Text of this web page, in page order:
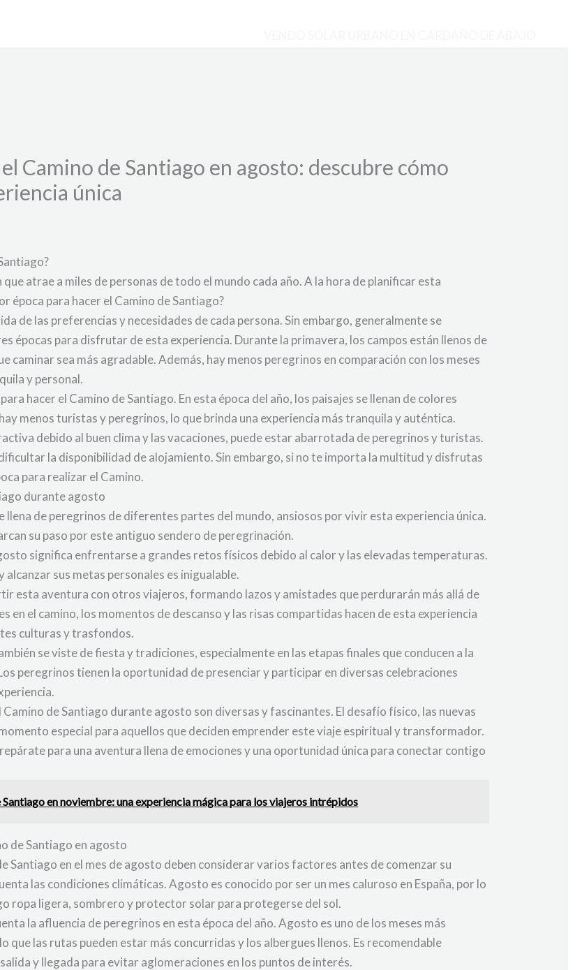
Camino de Santiago en agosto: descubre cómo
única
atrae a miles de personas de todo el mundo cada año. A la hora de planificar esta
época para hacer el Camino de Santiago?
de las preferencias y necesidades de cada persona. Sin embargo, generalmente se
épocas para disfrutar de esta experiencia. Durante la primavera, los campos están llenos de
caminar sea más agradable. Además, hay menos peregrinos en comparación con los meses
y personal.
hacer el Camino de Santiago. En esta época del año, los paisajes se llenan de colores
menos turistas y peregrinos, lo que brinda una experiencia más tranquila y auténtica.
debido al buen clima y las vacaciones, puede estar abarrotada de peregrinos y turistas.
la disponibilidad de alojamiento. Sin embargo, si no te importa la multitud y disfrutas
para realizar el Camino.
durante agosto
llena de peregrinos de diferentes partes del mundo, ansiosos por vivir esta experiencia única.
su paso por este antiguo sendero de peregrinación.
significa enfrentarse a grandes retos físicos debido al calor y las elevadas temperaturas.
sus metas personales es inigualable.
esta aventura con otros viajeros, formando lazos y amistades que perdurarán más allá de
el camino, los momentos de descanso y las risas compartidas hacen de esta experiencia
culturas y trasfondos.
se viste de fiesta y tradiciones, especialmente en las etapas finales que conducen a la
peregrinos tienen la oportunidad de presenciar y participar en diversas celebraciones
Camino de Santiago durante agosto son diversas y fascinantes. El desafío físico, las nuevas
especial para aquellos que deciden emprender este viaje espiritual y transformador.
para una aventura llena de emociones y una oportunidad única para conectar contigo
en noviembre: una experiencia mágica para los viajeros intrépidos
de Santiago en agosto
Santiago en el mes de agosto deben considerar varios factores antes de comenzar su
las condiciones climáticas. Agosto es conocido por ser un mes caluroso en España, por lo
ropa ligera, sombrero y protector solar para protegerse del sol.
la afluencia de peregrinos en esta época del año. Agosto es uno de los meses más
que las rutas pueden estar más concurridas y los albergues llenos. Es recomendable
y llegada para evitar aglomeraciones en los puntos de interés.